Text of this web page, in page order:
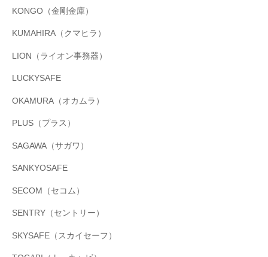
KONGO（金剛金庫）
KUMAHIRA（クマヒラ）
LION（ライオン事務器）
LUCKYSAFE
OKAMURA（オカムラ）
PLUS（プラス）
SAGAWA（サガワ）
SANKYOSAFE
SECOM（セコム）
SENTRY（セントリー）
SKYSAFE（スカイセーフ）